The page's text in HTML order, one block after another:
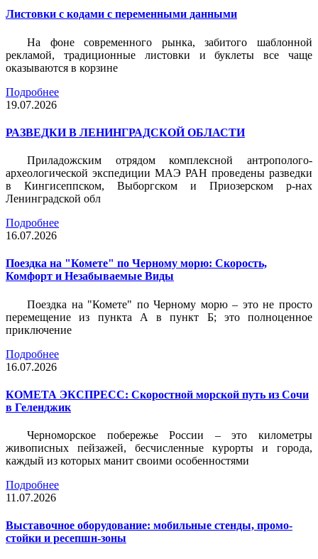
Листовки c кодами с переменными данными
На фоне современного рынка, забитого шаблонной
рекламой, традиционные листовки и буклеты все чаще
оказываются в корзине
Подробнее
19.07.2026
РАЗВЕДКИ В ЛЕНИНГРАДСКОЙ ОБЛАСТИ
Приладожским отрядом комплексной антрополого-
археологической экспедиции МАЭ РАН проведены разведки
в Кингисеппском, Выборгском и Приозерском р-нах
Ленинградской обл
Подробнее
16.07.2026
Поездка на "Комете" по Черному морю: Скорость,
Комфорт и Незабываемые Виды
Поездка на "Комете" по Черному морю – это не просто
перемещение из пункта А в пункт Б; это полноценное
приключение
Подробнее
16.07.2026
КОМЕТА ЭКСПРЕСС: Скоростной морской путь из Сочи
в Геленджик
Черноморское побережье России – это километры
живописных пейзажей, бесчисленные курорты и города,
каждый из которых манит своими особенностями
Подробнее
11.07.2026
Выставочное оборудование: мобильные стенды, промо-
стойки и ресепшн-зоны